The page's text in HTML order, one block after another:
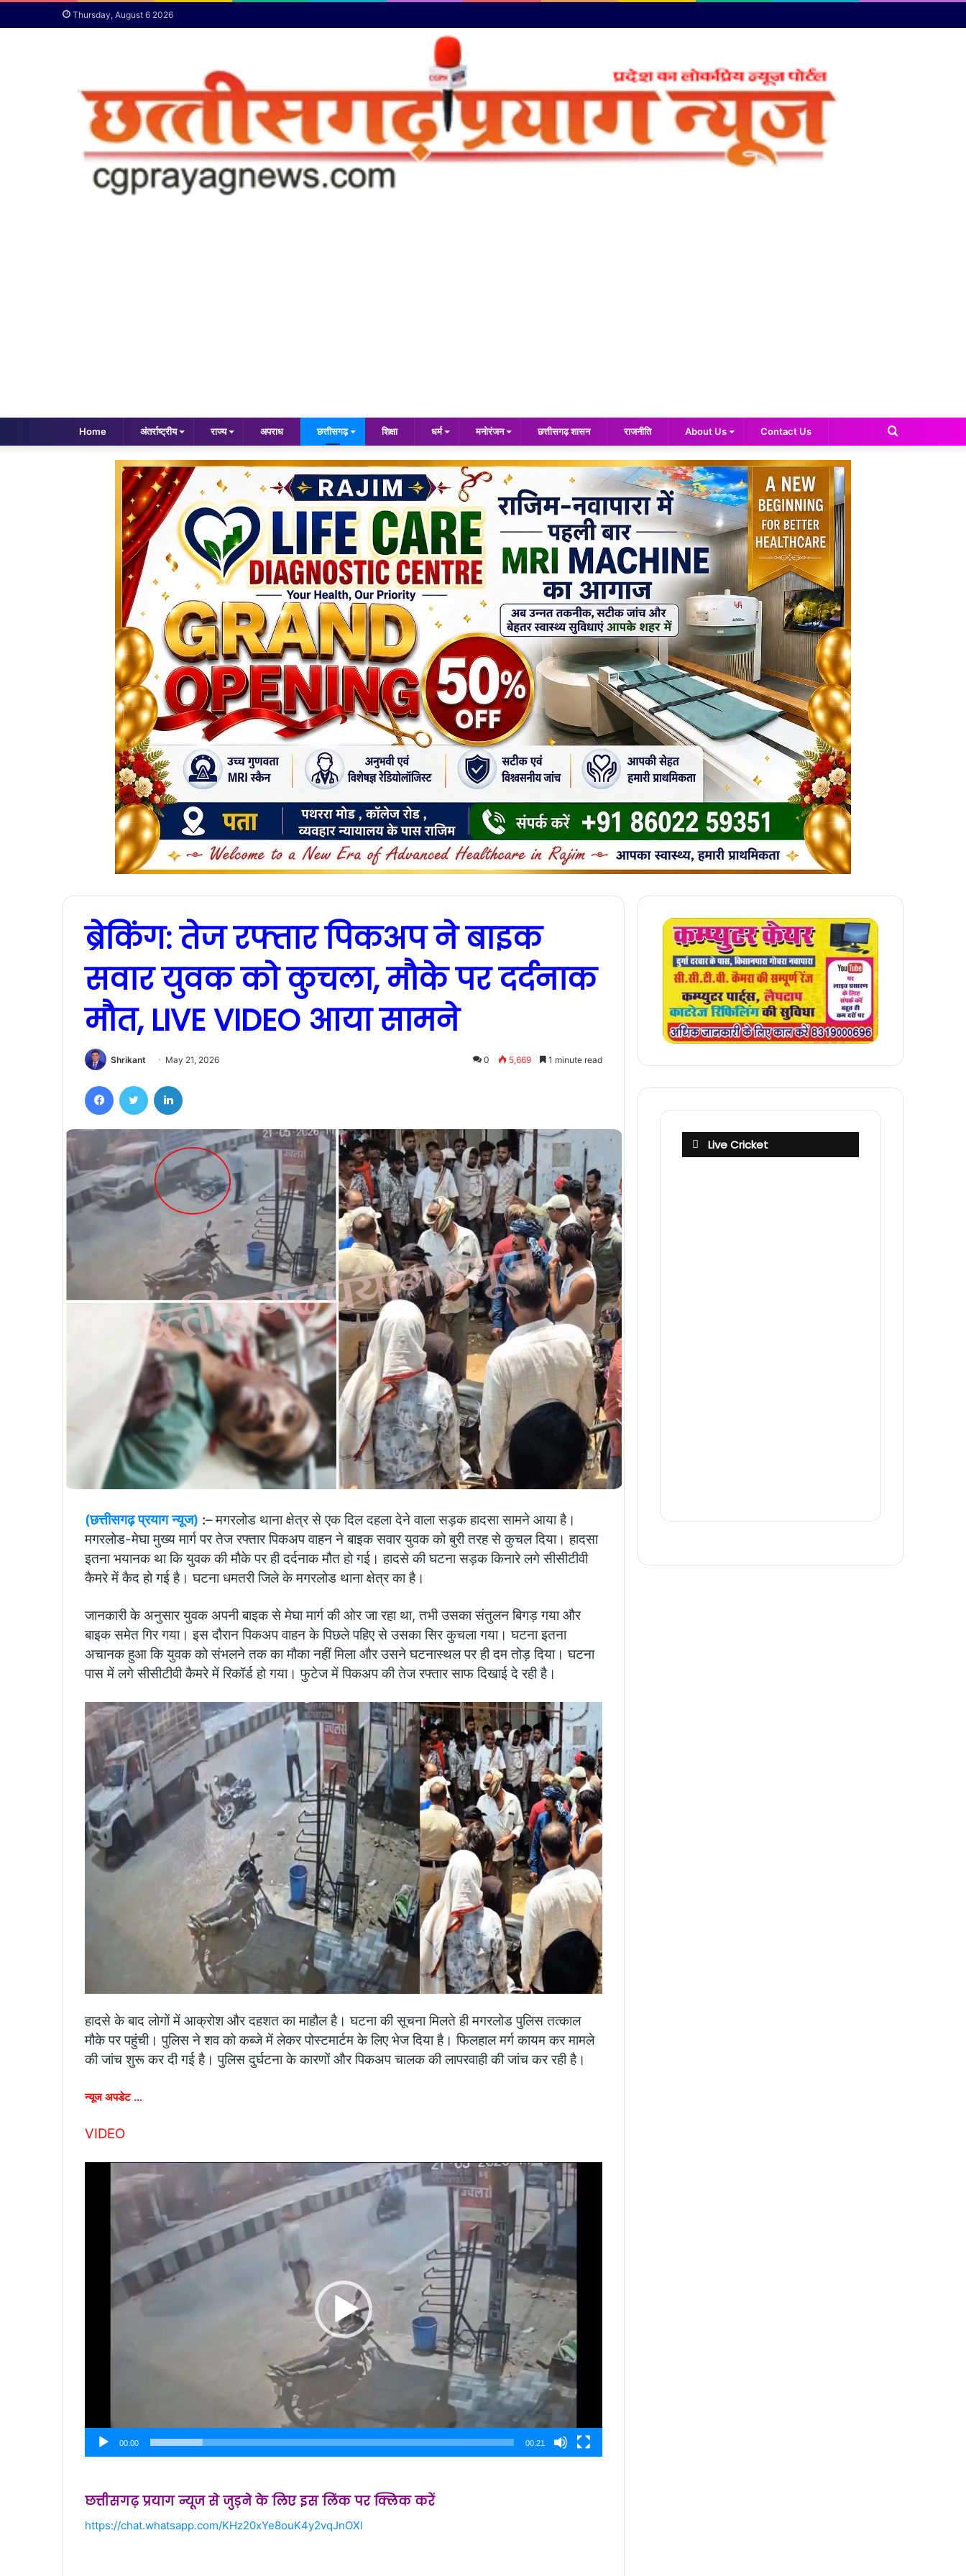
Thursday, August 6 2026
Home अंतर्राष्ट्रीय राज्य अपराध छत्तीसगढ़ शिक्षा धर्म मनोरंजन छत्तीसगढ़ शासन राजनीति About Us Contact Us
Search
ब्रेकिंग: तेज रफ्तार पिकअप ने बाइक
सवार युवक को कुचला, मौके पर दर्दनाक
मौत, LIVE VIDEO आया सामने
Shrikant May 21, 2026 0 5,669 1 minute read
(छत्तीसगढ़ प्रयाग न्यूज) :– मगरलोड थाना क्षेत्र से एक दिल दहला देने वाला सड़क हादसा सामने आया है।
मगरलोड-मेघा मुख्य मार्ग पर तेज रफ्तार पिकअप वाहन ने बाइक सवार युवक को बुरी तरह से कुचल दिया। हादसा
इतना भयानक था कि युवक की मौके पर ही दर्दनाक मौत हो गई। हादसे की घटना सड़क किनारे लगे सीसीटीवी
कैमरे में कैद हो गई है। घटना धमतरी जिले के मगरलोड थाना क्षेत्र का है।
जानकारी के अनुसार युवक अपनी बाइक से मेघा मार्ग की ओर जा रहा था, तभी उसका संतुलन बिगड़ गया और
बाइक समेत गिर गया। इस दौरान पिकअप वाहन के पिछले पहिए से उसका सिर कुचला गया। घटना इतना
अचानक हुआ कि युवक को संभलने तक का मौका नहीं मिला और उसने घटनास्थल पर ही दम तोड़ दिया। घटना
पास में लगे सीसीटीवी कैमरे में रिकॉर्ड हो गया। फुटेज में पिकअप की तेज रफ्तार साफ दिखाई दे रही है।
हादसे के बाद लोगों में आक्रोश और दहशत का माहौल है। घटना की सूचना मिलते ही मगरलोड पुलिस तत्काल
मौके पर पहुंची। पुलिस ने शव को कब्जे में लेकर पोस्टमार्टम के लिए भेज दिया है। फिलहाल मर्ग कायम कर मामले
की जांच शुरू कर दी गई है। पुलिस दुर्घटना के कारणों और पिकअप चालक की लापरवाही की जांच कर रही है।
न्यूज अपडेट …
VIDEO
00:00 00:21
छत्तीसगढ़ प्रयाग न्यूज से जुड़ने के लिए इस लिंक पर क्लिक करें
https://chat.whatsapp.com/KHz20xYe8ouK4y2vqJnOXl
Live Cricket